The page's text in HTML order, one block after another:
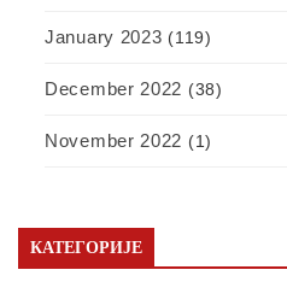
January 2023 (119)
December 2022 (38)
November 2022 (1)
КАТЕГОРИЈЕ